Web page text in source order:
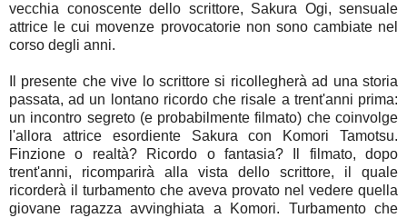
vecchia conoscente dello scrittore, Sakura Ogi, sensuale
attrice le cui movenze provocatorie non sono cambiate nel
corso degli anni.
Il presente che vive lo scrittore si ricollegherà ad una storia
passata, ad un lontano ricordo che risale a trent'anni prima:
un incontro segreto (e probabilmente filmato) che coinvolge
l'allora attrice esordiente Sakura con Komori Tamotsu.
Finzione o realtà? Ricordo o fantasia? Il filmato, dopo
trent'anni, ricomparirà alla vista dello scrittore, il quale
ricorderà il turbamento che aveva provato nel vedere quella
giovane ragazza avvinghiata a Komori. Turbamento che